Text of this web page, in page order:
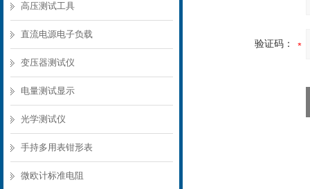
高压测试工具
直流电源电子负载
变压器测试仪
电量测试显示
光学测试仪
手持多用表钳形表
微欧计标准电阻
验证码：